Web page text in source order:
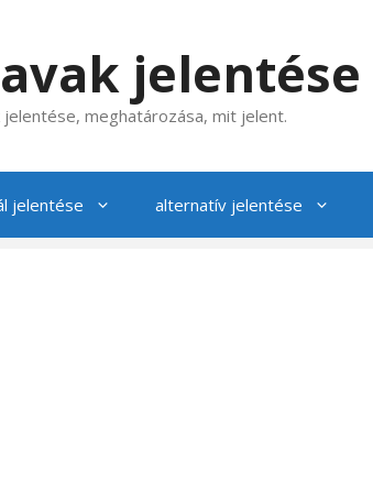
jelentése
jelentése, meghatározása, mit jelent.
jelentése alternatív jelentése